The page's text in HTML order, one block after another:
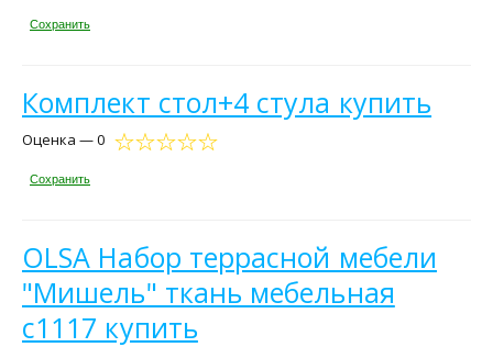
Сохранить
Комплект стол+4 стула купить
Оценка — 0
Сохранить
OLSA Набор террасной мебели
"Мишель" ткань мебельная
с1117 купить